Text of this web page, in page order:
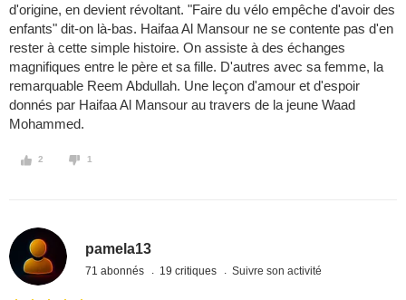
d'origine, en devient révoltant. "Faire du vélo empêche d'avoir des
enfants" dit-on là-bas. Haifaa Al Mansour ne se contente pas d'en
rester à cette simple histoire. On assiste à des échanges
magnifiques entre le père et sa fille. D'autres avec sa femme, la
remarquable Reem Abdullah. Une leçon d'amour et d'espoir
donnés par Haifaa Al Mansour au travers de la jeune Waad
Mohammed.
2 1
pamela13
71 abonnés 19 critiques Suivre son activité